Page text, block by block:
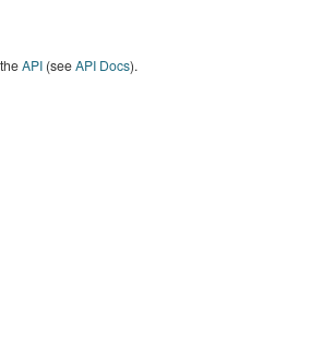
API(seeAPI Docs).